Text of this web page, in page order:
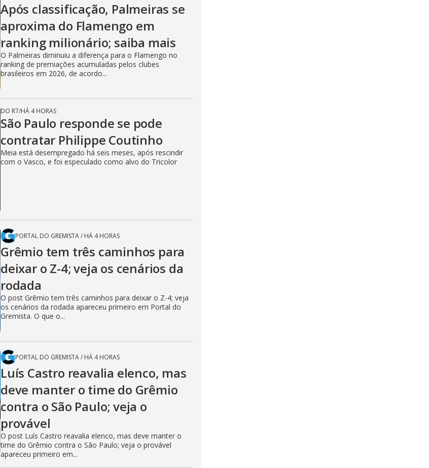
Após classificação, Palmeiras se
aproxima do Flamengo em
ranking milionário; saiba mais
O Palmeiras diminuiu a diferença para o Flamengo no
ranking de premiações acumuladas pelos clubes
brasileiros em 2026, de acordo...
DO R7/HÁ 4 HORAS
São Paulo responde se pode
contratar Philippe Coutinho
Meia está desempregado há seis meses, após rescindir
com o Vasco, e foi especulado como alvo do Tricolor
PORTAL DO GREMISTA/ HÁ 4 HORAS
Grêmio tem três caminhos para
deixar o Z-4; veja os cenários da
rodada
O post Grêmio tem três caminhos para deixar o Z-4; veja
os cenários da rodada apareceu primeiro em Portal do
Gremista. O que o...
PORTAL DO GREMISTA/ HÁ 4 HORAS
Luís Castro reavalia elenco, mas
deve manter o time do Grêmio
contra o São Paulo; veja o
provável
O post Luís Castro reavalia elenco, mas deve manter o
time do Grêmio contra o São Paulo; veja o provável
apareceu primeiro em...